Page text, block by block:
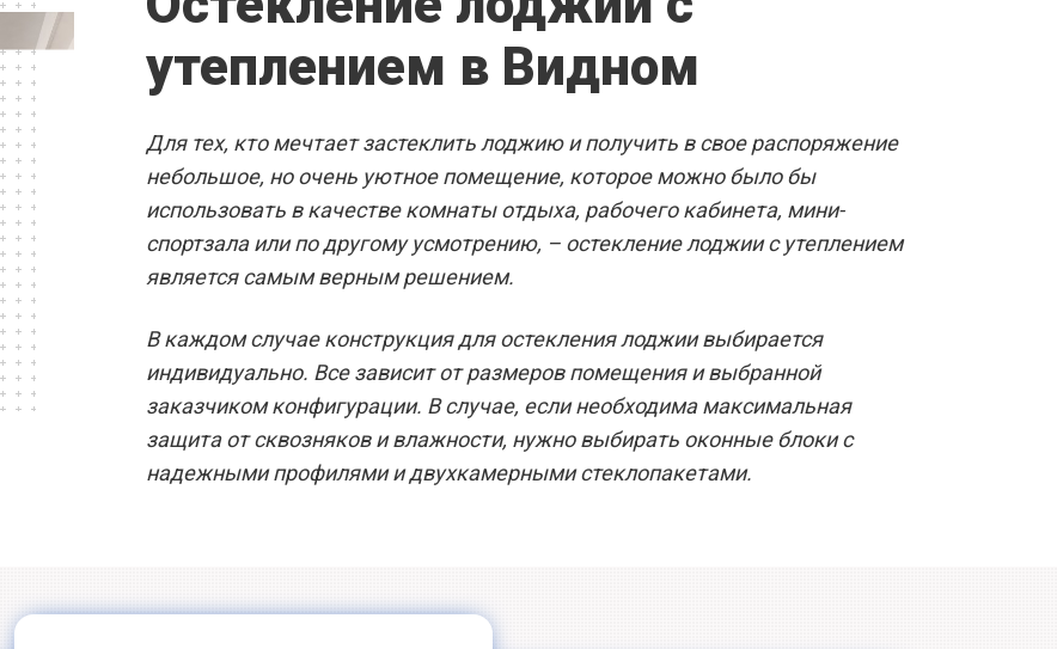
В ВИДНОМ
Готовые решения Вызвать замерщика
Специальный
Ламинация всех
Прочные
утеплением в Видном
Для тех, кто мечтает застеклить лоджию и получить в свое распоряжение
небольшое, но очень уютное помещение, которое можно было бы
использовать в качестве комнаты отдыха, рабочего кабинета, мини-
спортзала или по другому усмотрению, – остекление лоджии с утеплением
является самым верным решением.
В каждом случае конструкция для остекления лоджии выбирается
индивидуально. Все зависит от размеров помещения и выбранной
заказчиком конфигурации. В случае, если необходима максимальная
защита от сквозняков и влажности, нужно выбирать оконные блоки с
надежными профилями и двухкамерными стеклопакетами.